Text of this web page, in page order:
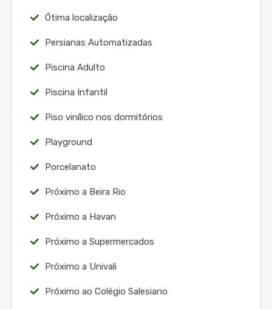
Ótima localização
Persianas Automatizadas
Piscina Adulto
Piscina Infantil
Piso vinílico nos dormitórios
Playground
Porcelanato
Próximo a Beira Rio
Próximo a Havan
Próximo a Supermercados
Próximo a Univali
Próximo ao Colégio Salesiano